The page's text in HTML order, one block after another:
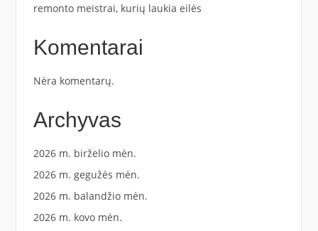
remonto meistrai, kurių laukia eilės
Komentarai
Nėra komentarų.
Archyvas
2026 m. birželio mėn.
2026 m. gegužės mėn.
2026 m. balandžio mėn.
2026 m. kovo mėn.